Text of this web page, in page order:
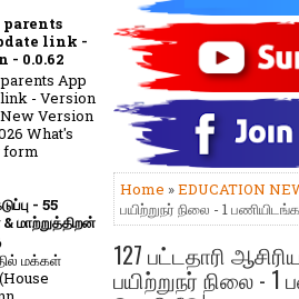
Home »EDUCATION
பயிற்றுநர் நிலை - 1
127 பட்டதாரி
பயிற்றுநர் நிலை -
parents
link -
- 0.0.62
App
- Version
New Version
What's
form
- 55
மாற்றுத்திறன்
மக்கள்